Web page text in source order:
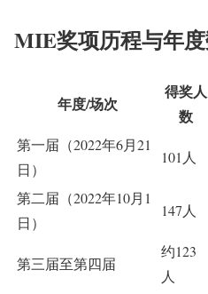
MIE奖项历程与年
年度/场次
得奖人
数
第一届（2022年6月21
日）
101人
第二届（2022年10月1
日）
147人
第三届至第四届
约123
人